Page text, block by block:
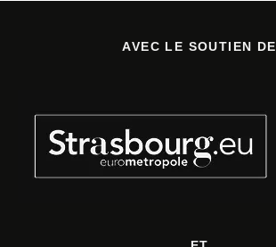
AVEC LE SOUTIEN DE